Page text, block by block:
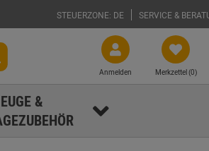
STEUERZONE: DE SERVICE &
Merkzettel (0)
Anmelden
&